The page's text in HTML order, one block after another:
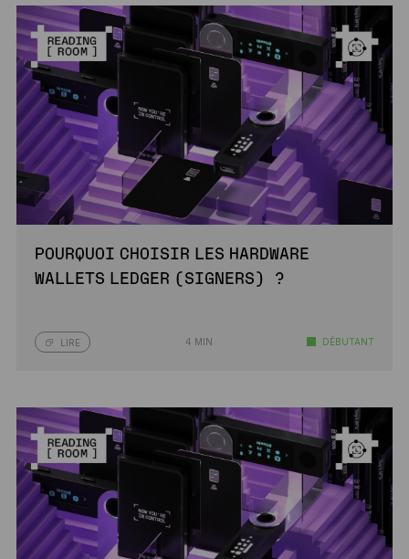
POURQUOI CHOISIR LES HARDWARE
WALLETS LEDGER (SIGNERS) ?
LIRE 4 MIN DÉBUTANT